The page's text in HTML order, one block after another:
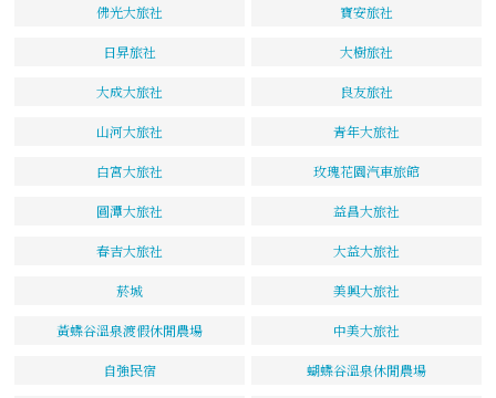
佛光大旅社 寶安旅社
日昇旅社 大樹旅社
大成大旅社 良友旅社
山河大旅社 青年大旅社
白宮大旅社 玫瑰花園汽車旅館
圓潭大旅社 益昌大旅社
春吉大旅社 大益大旅社
菸城 美興大旅社
黃蝶谷溫泉渡假休閒農場 中美大旅社
自強民宿 蝴蝶谷溫泉休閒農場